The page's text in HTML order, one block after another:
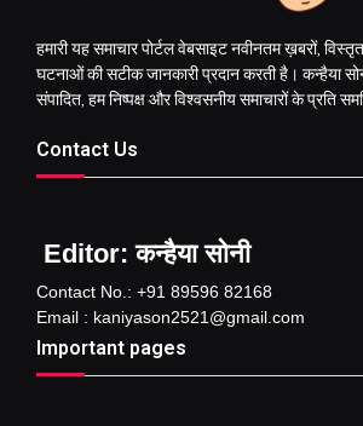
हमारी यह समाचार पोर्टल वेबसाइट नवीनतम ख़बरों,
घटनाओं की सटीक जानकारी प्रदान करती है। कन्हैया
संपादित, हम निष्पक्ष और विश्वसनीय समाचारों के प्रति
Contact Us
Editor: कन्हैया सोनी
Contact No.: +91 89596 82168
Email : kaniyason2521@gmail.com
Important pages